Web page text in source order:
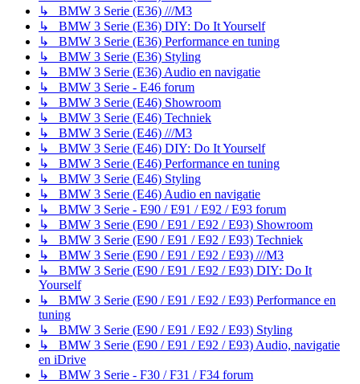
↳ BMW 3 Serie (E36) ///M3
↳ BMW 3 Serie (E36) DIY: Do It Yourself
↳ BMW 3 Serie (E36) Performance en tuning
↳ BMW 3 Serie (E36) Styling
↳ BMW 3 Serie (E36) Audio en navigatie
↳ BMW 3 Serie - E46 forum
↳ BMW 3 Serie (E46) Showroom
↳ BMW 3 Serie (E46) Techniek
↳ BMW 3 Serie (E46) ///M3
↳ BMW 3 Serie (E46) DIY: Do It Yourself
↳ BMW 3 Serie (E46) Performance en tuning
↳ BMW 3 Serie (E46) Styling
↳ BMW 3 Serie (E46) Audio en navigatie
↳ BMW 3 Serie - E90 / E91 / E92 / E93 forum
↳ BMW 3 Serie (E90 / E91 / E92 / E93) Showroom
↳ BMW 3 Serie (E90 / E91 / E92 / E93) Techniek
↳ BMW 3 Serie (E90 / E91 / E92 / E93) ///M3
↳ BMW 3 Serie (E90 / E91 / E92 / E93) DIY: Do It
Yourself
↳ BMW 3 Serie (E90 / E91 / E92 / E93) Performance en
tuning
↳ BMW 3 Serie (E90 / E91 / E92 / E93) Styling
↳ BMW 3 Serie (E90 / E91 / E92 / E93) Audio, navigatie
en iDrive
↳ BMW 3 Serie - F30 / F31 / F34 forum